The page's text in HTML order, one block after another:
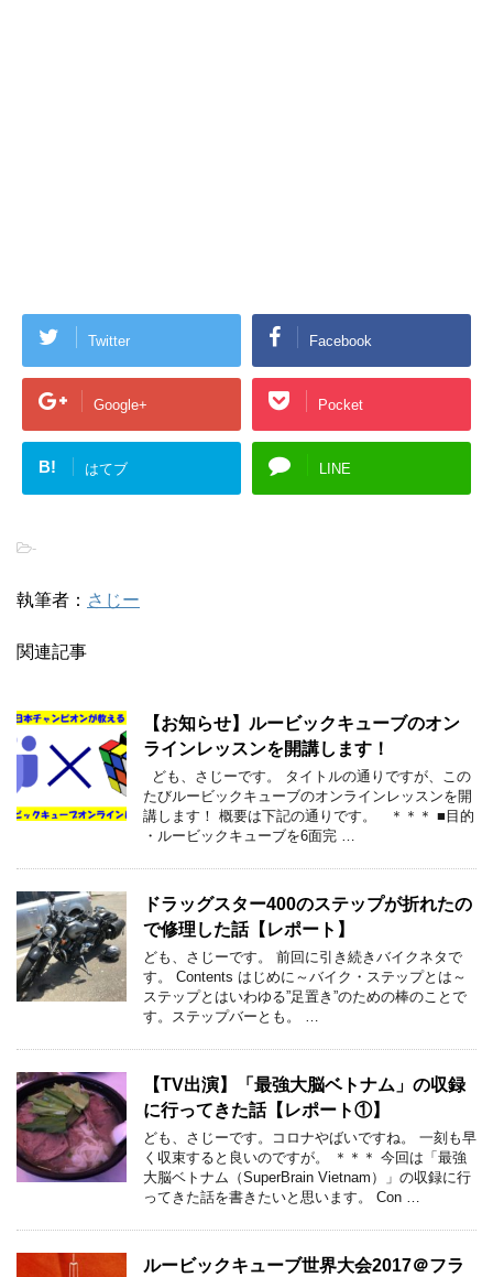
Twitter Facebook
Google+ Pocket
B! はてブ LINE
-
執筆者： さじー
関連記事
【お知らせ】ルービックキューブのオン
ラインレッスンを開講します！
ども、さじーです。 タイトルの通りですが、この
たびルービックキューブのオンラインレッスンを開
講します！ 概要は下記の通りです。 ＊＊＊ ■目的
・ルービックキューブを6面完 …
ドラッグスター400のステップが折れたの
で修理した話【レポート】
ども、さじーです。 前回に引き続きバイクネタで
す。 Contents はじめに～バイク・ステップとは～
ステップとはいわゆる”足置き”のための棒のことで
す。ステップバーとも。 …
【TV出演】「最強大脳ベトナム」の収録
に行ってきた話【レポート①】
ども、さじーです。コロナやばいですね。 一刻も早
く収束すると良いのですが。 ＊＊＊ 今回は「最強
大脳ベトナム（SuperBrain Vietnam）」の収録に行
ってきた話を書きたいと思います。 Con …
ルービックキューブ世界大会2017＠フラ